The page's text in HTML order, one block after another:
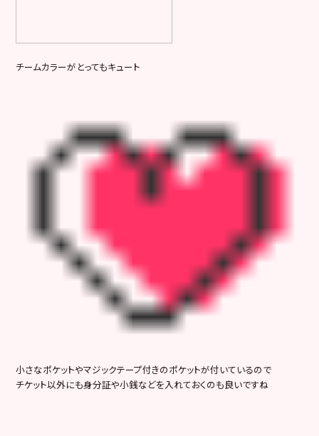
チームカラーがとってもキュート
小さなポケットやマジックテープ付きのポケットが付いているので
チケット以外にも身分証や小銭などを入れておくのも良いですね